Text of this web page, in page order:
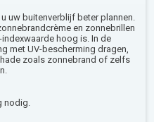
uw buitenverblijf beter plannen.
en zonnebrillen
hoog is. In de
met UV-bescherming dragen,
zoals zonnebrand of zelfs
nodig.